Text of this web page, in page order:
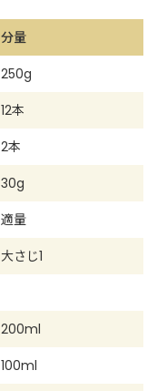
分量
250g
12本
2本
30g
適量
大さじ1
200ml
100ml